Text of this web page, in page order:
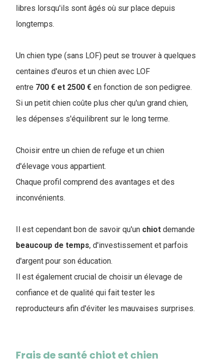
libres lorsqu'ils sont âgés où sur place depuis
longtemps.
Un chien type (sans LOF) peut se trouver à quelques
centaines d'euros et un chien avec LOF
entre 700 € et 2500 € en fonction de son pedigree.
Si un petit chien coûte plus cher qu'un grand chien,
les dépenses s'équilibrent sur le long terme.
Choisir entre un chien de refuge et un chien
d'élevage vous appartient.
Chaque profil comprend des avantages et des
inconvénients.
Il est cependant bon de savoir qu'un chiot demande
beaucoup de temps, d'investissement et parfois
d'argent pour son éducation.
Il est également crucial de choisir un élevage de
confiance et de qualité qui fait tester les
reproducteurs afin d'éviter les mauvaises surprises.
Frais de santé chiot et chien